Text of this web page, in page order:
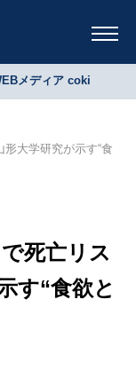
メディア coki
形大学研究が示す“食
死亡リス
す“食欲と